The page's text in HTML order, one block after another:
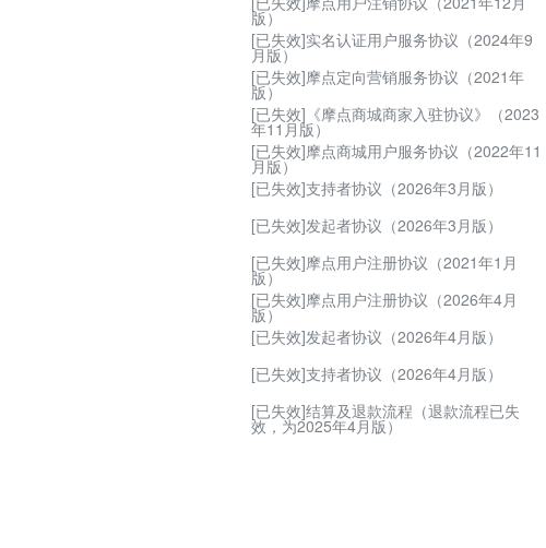
版）
[已失效]实名认证用户服务协议（2024年9
月版）
[已失效]摩点定向营销服务协议（2021年
版）
[已失效]《摩点商城商家入驻协议》（2023
年11月版）
[已失效]摩点商城用户服务协议（2022年11
月版）
[已失效]支持者协议（2026年3月版）
[已失效]发起者协议（2026年3月版）
[已失效]摩点用户注册协议（2021年1月
版）
[已失效]摩点用户注册协议（2026年4月
版）
[已失效]发起者协议（2026年4月版）
[已失效]支持者协议（2026年4月版）
[已失效]结算及退款流程（退款流程已失
效，为2025年4月版）